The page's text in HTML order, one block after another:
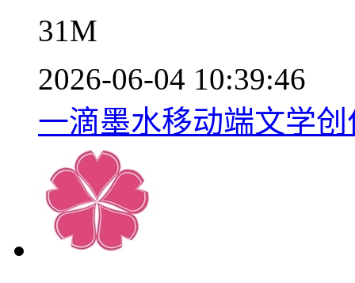
31M
2026-06-04 10:39:46
一滴墨水移动端文学